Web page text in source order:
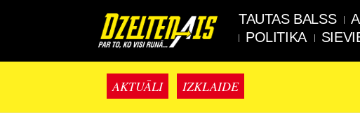
TAUTAS BALSS
POLITIKA
AKTUĀLI IZKLAIDE